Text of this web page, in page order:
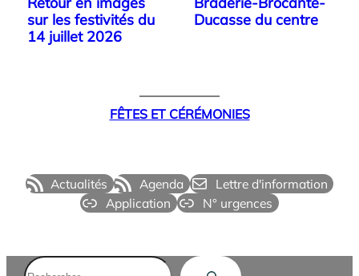
sur les festivités du
14 juillet 2026
Ducasse du centre
FÊTES ET CÉRÉMONIES
Actualités Agenda
Lettre d'information
Application
N° urgences
Rechercher